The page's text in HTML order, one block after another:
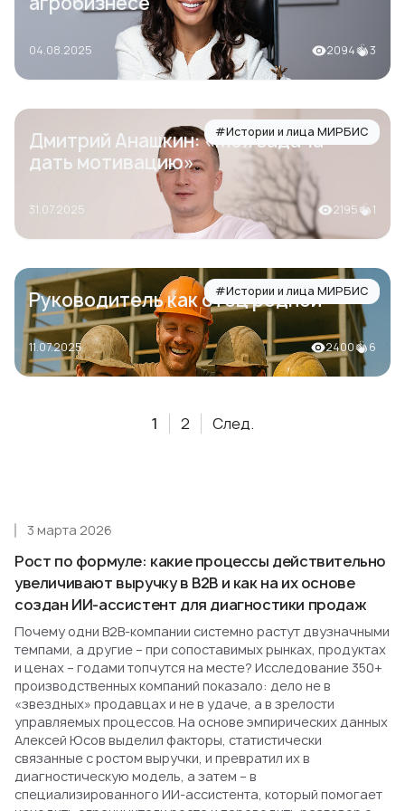
04.08.2025 2094 3
#Истории и лица МИРБИС
Дмитрий Анашкин: «Моя задача —
дать мотивацию»
31.07.2025 2195 1
#Истории и лица МИРБИС
Руководитель как отец родной
11.07.2025 2400 6
1 2 След.
Рост по формуле: какие процессы действительно
увеличивают выручку в B2B и как на их основе
создан ИИ-ассистент для диагностики продаж
3 марта 2026
Почему одни B2B-компании системно растут двузначными
темпами, а другие – при сопоставимых рынках, продуктах
и ценах – годами топчутся на месте? Исследование 350+
производственных компаний показало: дело не в
«звездных» продавцах и не в удаче, а в зрелости
управляемых процессов. На основе эмпирических данных
Алексей Юсов выделил факторы, статистически
связанные с ростом выручки, и превратил их в
диагностическую модель, а затем – в
специализированного ИИ-ассистента, который помогает